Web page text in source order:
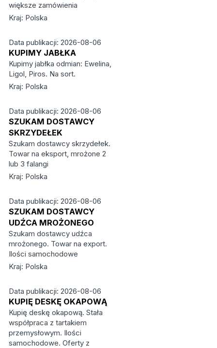
większe zamówienia
Kraj: Polska
Data publikacji: 2026-08-06
KUPIMY JABŁKA
Kupimy jabłka odmian: Ewelina,
Ligol, Piros. Na sort.
Kraj: Polska
Data publikacji: 2026-08-06
SZUKAM DOSTAWCY
SKRZYDEŁEK
Szukam dostawcy skrzydełek.
Towar na eksport, mrożone 2
lub 3 falangi
Kraj: Polska
Data publikacji: 2026-08-06
SZUKAM DOSTAWCY
UDŹCA MROŻONEGO
Szukam dostawcy udźca
mrożonego. Towar na export.
Ilości samochodowe
Kraj: Polska
Data publikacji: 2026-08-06
KUPIĘ DESKĘ OKAPOWĄ
Kupię deskę okapową. Stała
współpraca z tartakiem
przemysłowym. Ilości
samochodowe. Oferty z